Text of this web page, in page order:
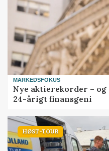
MARKEDSFOKUS
Nye aktierekorder –
24-årigt finansgeni
HØST-TOUR